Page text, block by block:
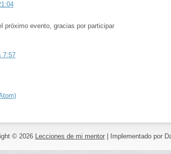
próximo evento, gracias por participar
7:57
© 2026 Lecciones de mi mentor | Implementado por